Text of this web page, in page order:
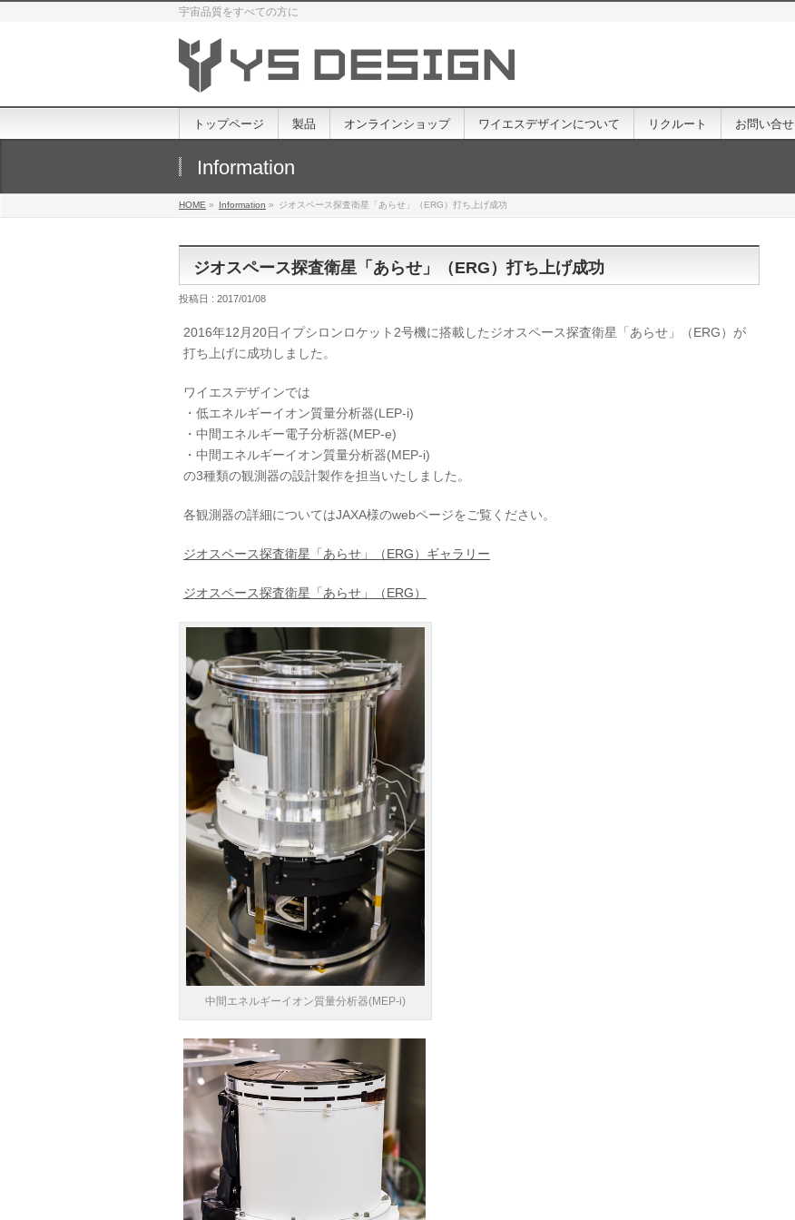
宇宙品質をすべての方に
トップページ 製品 オンラインショップ ワイエスデザインについて リクルート お問い合せ
Information
HOME » Information » ジオスペース探査衛星「あらせ」（ERG）打ち上げ成功
ジオスペース探査衛星「あらせ」（ERG）打ち上げ成功
投稿日 : 2017/01/08
2016年12月20日イプシロンロケット2号機に搭載したジオスペース探査衛星「あらせ」（ERG）が
打ち上げに成功しました。
ワイエスデザインでは
・低エネルギーイオン質量分析器(LEP-i)
・中間エネルギー電子分析器(MEP-e)
・中間エネルギーイオン質量分析器(MEP-i)
の3種類の観測器の設計製作を担当いたしました。
各観測器の詳細についてはJAXA様のwebページをご覧ください。
ジオスペース探査衛星「あらせ」（ERG）ギャラリー
ジオスペース探査衛星「あらせ」（ERG）
中間エネルギーイオン質量分析器(MEP-i)